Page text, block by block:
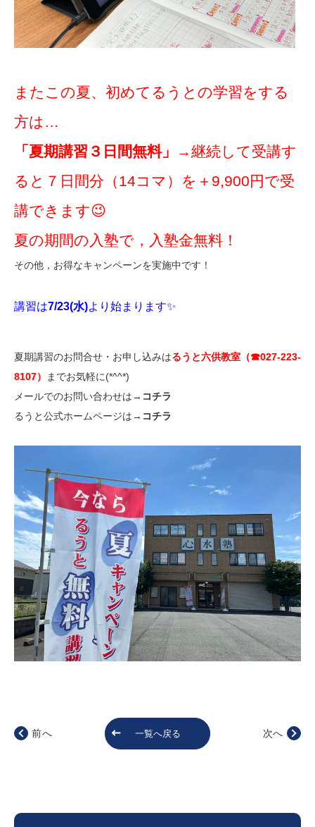
またこの夏、初めてるうとの学習をする
方は…
「夏期講習３日間無料」
→継続して受講す
ると７日間分（14コマ）を＋9,900円で受
講できます😉
夏の期間の入塾で，入塾金無料！
その他，お得なキャンペーンを実施中です！
講習は7/23(水)より始まります✨
夏期講習のお問合せ・お申し込みはるうと六供教室（☎027-223-
8107）
までお気軽に(*^^*)
メールでのお問い合わせは→ コチラ
るうと公式ホームページは→ コチラ
前へ 一覧へ戻る 次へ